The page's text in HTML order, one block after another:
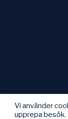
Vi använder
upprepa besök.